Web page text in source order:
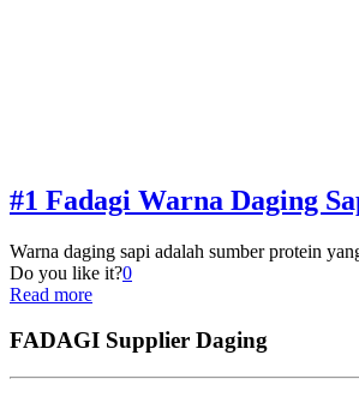
#1 Fadagi Warna Daging
Warna daging sapi adalah sumber protein
Do you like it?0
Read more
FADAGI Supplier Daging